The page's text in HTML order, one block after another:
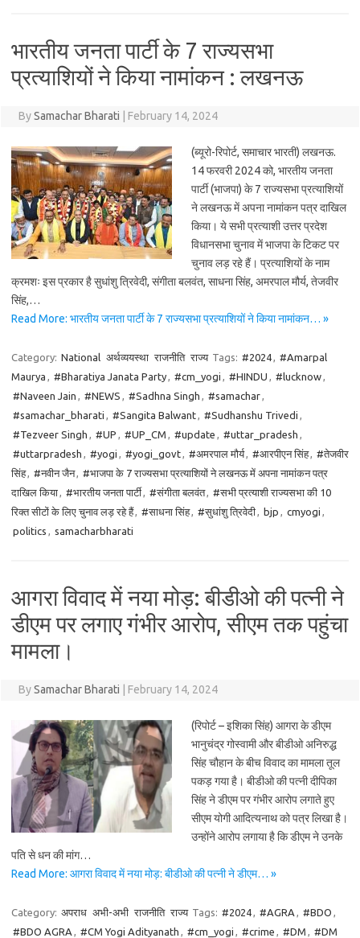
भारतीय जनता पार्टी के 7 राज्यसभा
प्रत्याशियों ने किया नामांकन : लखनऊ
BySamachar Bharati February 14, 2024
(ब्यूरो-रिपोर्ट, समाचार भारती) लखनऊ.
14 फरवरी 2024 को, भारतीय जनता
पार्टी (भाजपा) के 7 राज्यसभा प्रत्याशियों
ने लखनऊ में अपना नामांकन पत्र दाखिल
किया। ये सभी प्रत्याशी उत्तर प्रदेश
विधानसभा चुनाव में भाजपा के टिकट पर
चुनाव लड़ रहे हैं। प्रत्याशियों के नाम
क्रमशः इस प्रकार है सुधांशु त्रिवेदी, संगीता बलवंत, साधना सिंह, अमरपाल मौर्य, तेजवीर
सिंह,…
Read More: भारतीय जनता पार्टी के 7 राज्यसभा प्रत्याशियों ने किया नामांकन… »
Category: National अर्थव्ययस्था राजनीति राज्य Tags: #2024, #Amarpal
Maurya , #Bharatiya Janata Party, #cm_yogi , #HINDU , #lucknow,
#Naveen Jain , #NEWS , #Sadhna Singh , #samachar,
#samachar_bharati , #Sangita Balwant, #Sudhanshu Trivedi ,
#Tezveer Singh , #UP , #UP_CM , #update , #uttar_pradesh ,
#uttarpradesh , #yogi , #yogi_govt, #अमरपाल मौर्य, #आरपीएन सिंह, #तेजवीर
सिंह, #नवीन जैन, #भाजपा के 7 राज्यसभा प्रत्याशियों ने लखनऊ में अपना नामांकन पत्र
दाखिल किया, #भारतीय जनता पार्टी, #संगीता बलवंत, #सभी प्रत्याशी राज्यसभा की 10
रिक्त सीटों के लिए चुनाव लड़ रहे हैं, #साधना सिंह, #सुधांशु त्रिवेदी, bjp , cmyogi ,
politics , samacharbharati
आगरा विवाद में नया मोड़: बीडीओ की पत्नी ने
डीएम पर लगाए गंभीर आरोप, सीएम तक पहुंचा
मामला।
BySamachar Bharati February 14, 2024
(रिपोर्ट – इशिका सिंह) आगरा के डीएम
भानुचंद्र गोस्वामी और बीडीओ अनिरुद्ध
सिंह चौहान के बीच विवाद का मामला तूल
पकड़ गया है। बीडीओ की पत्नी दीपिका
सिंह ने डीएम पर गंभीर आरोप लगाते हुए
सीएम योगी आदित्यनाथ को पत्र लिखा है।
उन्होंने आरोप लगाया है कि डीएम ने उनके
पति से धन की मांग…
Read More: आगरा विवाद में नया मोड़: बीडीओ की पत्नी ने डीएम… »
Category: अपराध अभी-अभी राजनीति राज्य Tags: #2024, #AGRA , #BDO ,
#BDO AGRA , #CM Yogi Adityanath , #cm_yogi , #crime , #DM , #DM